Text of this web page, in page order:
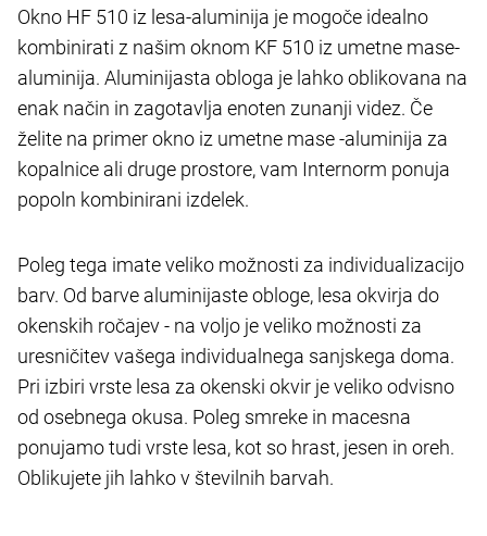
Okno HF 510 iz lesa-aluminija je mogoče idealno
kombinirati z našim oknom KF 510 iz umetne mase-
aluminija. Aluminijasta obloga je lahko oblikovana na
enak način in zagotavlja enoten zunanji videz. Če
želite na primer okno iz umetne mase -aluminija za
kopalnice ali druge prostore, vam Internorm ponuja
popoln kombinirani izdelek.
Poleg tega imate veliko možnosti za individualizacijo
barv. Od barve aluminijaste obloge, lesa okvirja do
okenskih ročajev - na voljo je veliko možnosti za
uresničitev vašega individualnega sanjskega doma.
Pri izbiri vrste lesa za okenski okvir je veliko odvisno
od osebnega okusa. Poleg smreke in macesna
ponujamo tudi vrste lesa, kot so hrast, jesen in oreh.
Oblikujete jih lahko v številnih barvah.